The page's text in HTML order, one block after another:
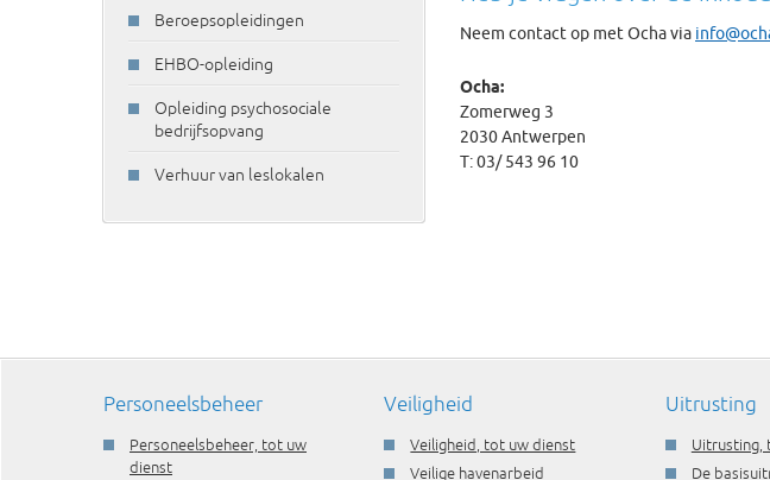
Beroepsopleidingen
EHBO-opleiding
Opleiding psychosociale
bedrijfsopvang
Verhuur van leslokalen
Neem contact op met Ocha via
Ocha:
Zomerweg 3
2030 Antwerpen
T: 03/ 543 96 10
Personeelsbeheer
Personeelsbeheer, tot uw
dienst
Veiligheid
Veiligheid, tot uw dienst
Veilige havenarbeid
Uitrusting
Uitrusting,
De